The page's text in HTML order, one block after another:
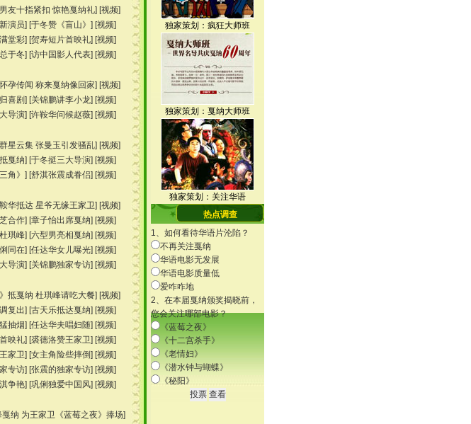
友十指紧扣 惊艳戛纳礼] [视频]
演员] [于冬赞《盲山》 ] [视频]
堂彩] [贺寿短片首映礼] [视频]
于冬] [访中国影人代表] [视频]
孕传闻 称来戛纳像回家] [视频]
喜剧] [关锦鹏讲李小龙] [视频]
导演] [许鞍华问候赵薇] [视频]
星云集 张曼玉引发骚乱] [视频]
戛纳] [于冬挺三大导演] [视频]
角》 ] [舒淇张震成眷侣] [视频]
华抵达 星爷无缘王家卫] [视频]
合作] [章子怡出席戛纳] [视频]
琪峰] [六型男亮相戛纳] [视频]
同在] [任达华女儿曝光] [视频]
导演] [关锦鹏独家专访] [视频]
抵戛纳 杜琪峰请吃大餐] [视频]
复出] [古天乐抵达戛纳] [视频]
抽烟] [任达华夫唱妇随] [视频]
映礼] [裘德洛赞王家卫] [视频]
家卫] [女主角险些摔倒] [视频]
专访] [张震的独家专访] [视频]
争艳] [巩俐独爱中国风] [视频]
纳 为王家卫《蓝莓之夜》捧场]
黛安-克鲁格典雅华美
河濑直美典雅黑裙亮相
阿兰德龙爱女笑容迷人
托妮星星耳环别致夺目
独家策划：疯狂大师班
独家策划：戛纳大师班
独家策划：关注华语
热点调查
1、如何看待华语片沦陷？
不再关注戛纳
华语电影无发展
华语电影质量低
爱咋咋地
2、在本届戛纳颁奖揭晓前，
您会关注哪部电影？
《蓝莓之夜》
《十二宫杀手》
《老情妇》
《潜水钟与蝴蝶》
《秘阳》